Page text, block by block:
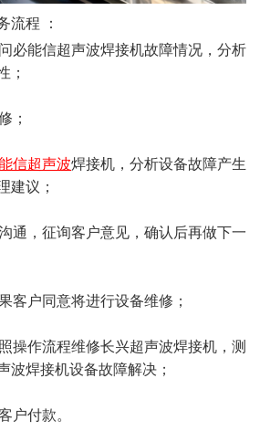
流程 ：
必能信超声波焊接机故障情况，分析
；
；
信超声波焊接机，分析设备故障产生
建议；
通，征询客户意见，确认后再做下一
户同意将进行设备维修；
操作流程维修长兴超声波焊接机，测
波焊接机设备故障解决；
户付款。